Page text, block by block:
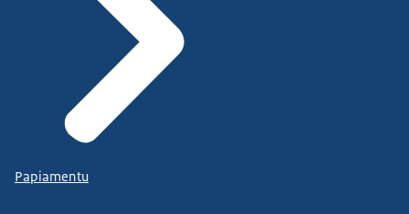
Papiamentu